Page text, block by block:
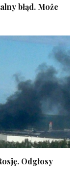
błąd. Może
Odgłosy